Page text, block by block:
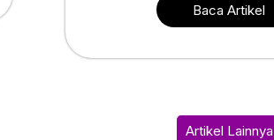
Baca Artikel
Artikel Lainnya